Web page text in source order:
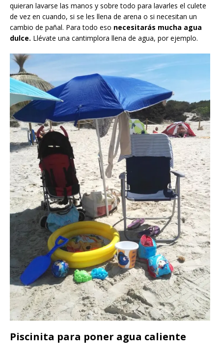
quieran lavarse las manos y sobre todo para lavarles el culete
de vez en cuando, si se les llena de arena o si necesitan un
cambio de pañal. Para todo eso necesitarás mucha agua
dulce. Llévate una cantimplora llena de agua, por ejemplo.
Piscinita para poner agua caliente